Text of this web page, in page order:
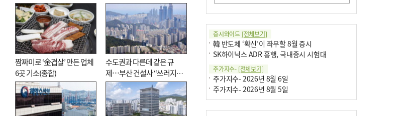
짬짜미로 ‘金겹살’ 만든 업체
6곳 기소(종합)
수도권과 다른데 같은 규
제…부산 건설사 “쓰러지기
직전”
증시와이드 [전체보기]
韓 반도체 ‘확신’이 좌우할 8월 증시
SK하이닉스 ADR 흥행, 국내증시 시험대
주가지수- [전체보기]
주가지수- 2026년 8월 6일
주가지수- 2026년 8월 5일